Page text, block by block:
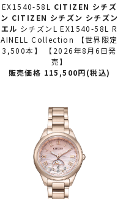
EX1540-58L
CITIZEN シチズ
ン CITIZEN シチズン シチズン
エル シチズンL EX1540-58L R
AINELL Collection 【世界限定
3,500本】 【2026年8月6日発
売】
販売価格 115,500円(税込)